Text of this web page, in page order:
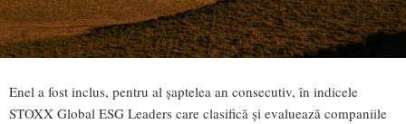
Enel a fost inclus, pentru al șaptelea an consecutiv, în indicele
STOXX Global ESG Leaders care clasifică și evaluează companiile